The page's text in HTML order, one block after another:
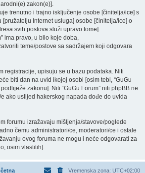
zakon(e)].
trenutno i trajno isključenje osobe [činitelja/ice] s
[pružatelju Internet usluga] osobe [činitelja/ice] o
svih postova služi upravo tome].
ima pravo, u bilo koje doba,
teme/postove sa sadržajem koji odgovara
registracije, upisuju se u bazu podataka. Niti
biti dan na uvid ikojoj osobi [osim tebi, “GuGu
zakonu]. Niti “GuGu Forum” niti phpBB ne
ako uslijed hakerskog napada dođe do uvida
forumu izražavaju mišljenja/stavove/poglede
čemu administratori/ce, moderatori/ce i ostale
ovog foruma ne mogu i neće odgovarati za
osim vlastitih].
Vremenska zona: UTC+02:00